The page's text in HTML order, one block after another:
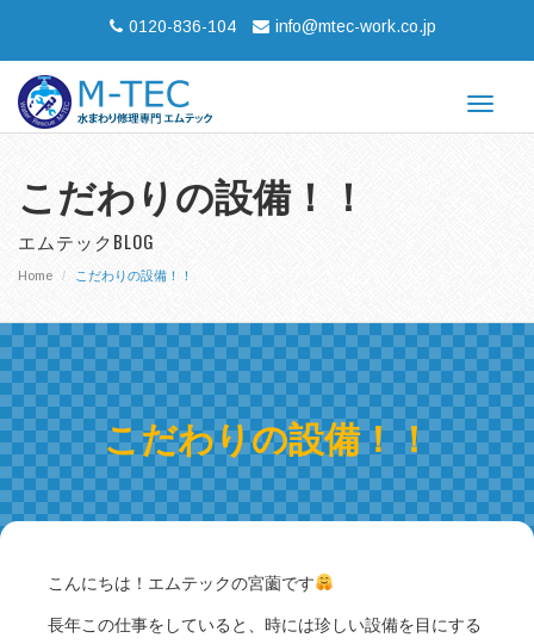
0120-836-104 info@mtec-work.co.jp
Toggle
こだわりの設備！！
エムテックBLOG
Home こだわりの設備！！
こだわりの設備！！
こんにちは！エムテックの宮薗です
長年この仕事をしていると、時には珍しい設備を目にする